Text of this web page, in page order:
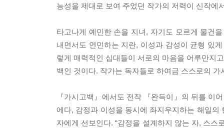
능성을 제대로 보여 주었던 작가의 저력이 신작에
타고나게 예민한 손을 지녀, 자기도 모르게 물건
내면서도 연민하는 지란, 이성과 감성이 균형 있
렇게 매력적인 십대들이 서로의 마음을 어루만지
백인 것이다. 작가는 독자들로 하여금 스스로의
『가시고백』에서도 전작 『완득이』의 뒤를 이
에다, 감정과 이성을 동시에 좌지우지하는 해일의
자에게 선보인다. “감정을 설계하지 않는 자, 스